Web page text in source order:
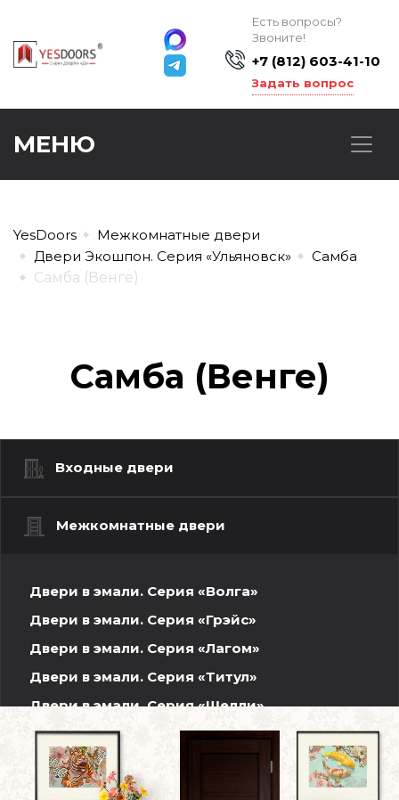
Есть вопросы?
Звоните!
+7 (812) 603-41-10
Задать вопрос
МЕНЮ
YesDoors
Межкомнатные двери
Двери Экошпон. Серия «Ульяновск»
Самба
Самба (Венге)
Самба (Венге)
Входные двери
Межкомнатные двери
Двери в эмали. Серия «Волга»
Двери в эмали. Серия «Грэйс»
Двери в эмали. Серия «Лагом»
Двери в эмали. Серия «Титул»
Двери в эмали. Серия «Шелли»
Шпонированные двери. Волжская серия
Двери INVISIBLE
Двери ПЭТ